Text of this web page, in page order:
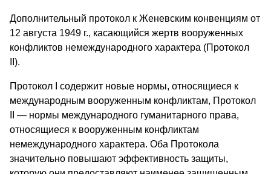
Дополнительный протокол к Женевским конвенциям от
12 августа 1949 г., касающийся жертв вооруженных
конфликтов немеждународного характера (Протокол
II).
Протокол I содержит новые нормы, относящиеся к
международным вооруженным конфликтам, Протокол
II — нормы международного гуманитарного права,
относящиеся к вооруженным конфликтам
немеждународного характера. Оба Протокола
значительно повышают эффективность защиты,